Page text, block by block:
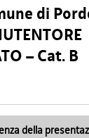
di
– Cat. B
della